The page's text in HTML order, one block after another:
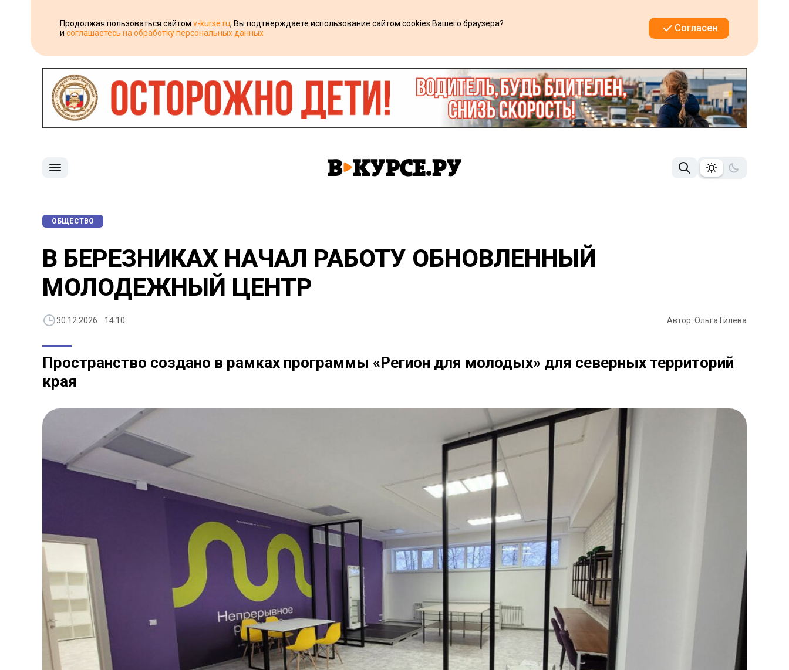
Продолжая пользоваться сайтом v-kurse.ru, Вы подтверждаете использование сайтом cookies Вашего браузера?
и соглашаетесь на обработку персональных данных Согласен
ОБЩЕСТВО
В БЕРЕЗНИКАХ НАЧАЛ РАБОТУ ОБНОВЛЕННЫЙ
МОЛОДЕЖНЫЙ ЦЕНТР
30.12.2026 14:10 Автор: Ольга Гилёва
Пространство создано в рамках программы «Регион для молодых» для северных территорий
края